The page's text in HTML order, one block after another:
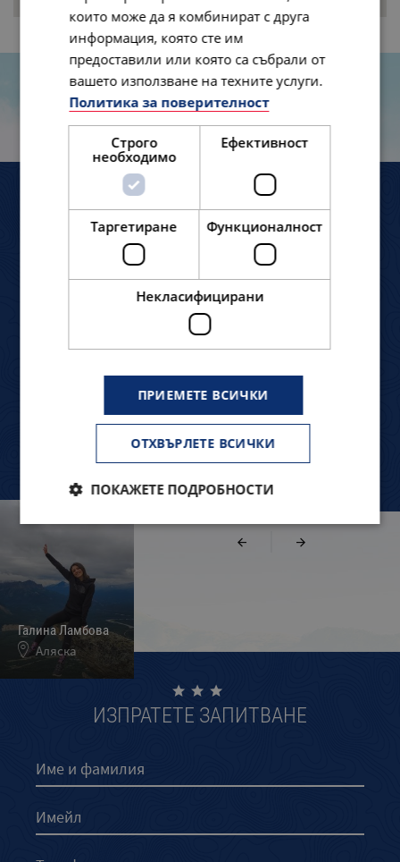
ПЪТЕШЕСТВЕНИЦИТЕ РАЗКАЗВАТ
Галина Ламбова
Аляска Мейн Масачузетц
УНИКАЛНИ МЕСТА В АМЕРИКА
“ Това място не може да бъде описано с
думи, както и Северното сияние. То просто
трябва да се посети, види и почувства! ”
ИЗПРАТЕТЕ ЗАПИТВАНЕ
които може да я комбинират с друга
информация, която сте им
предоставили или която са събрали от
вашето използване на техните услуги.
Политика за поверителност
Строго
необходимо
Ефективност
Таргетиране Функционалност
Некласифицирани
ПРИЕМЕТЕ ВСИЧКИ
ОТХВЪРЛЕТЕ ВСИЧКИ
ПОКАЖЕТЕ ПОДРОБНОСТИ